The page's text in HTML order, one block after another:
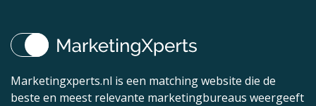
Marketingxperts.nl is een matching website die de
beste en meest relevante marketingbureaus weergeeft